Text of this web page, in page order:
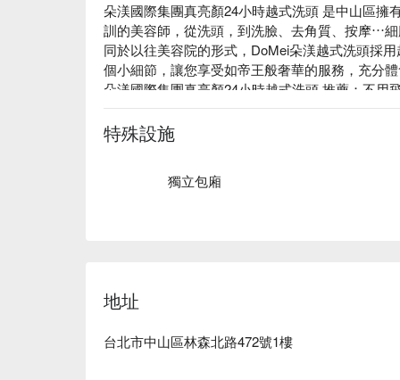
朵渼國際集團真亮顏24小時越式洗頭 是中山區擁
訓的美容師，從洗頭，到洗臉、去角質、按摩⋯
同於以往美容院的形式，DoMei朵渼越式洗頭採
個小細節，讓您享受如帝王般奢華的服務，充分
朵渼國際集團真亮顏24小時越式洗頭 推薦：不用
頭 給您賓至如歸、無微不至的享受，感受真正－
放鬆費用也太划算了，歡迎您的蒞臨享受。
朵渼國際集團真亮顏24小時越式洗頭 評價：
特殊設施
獨立包廂
地址
台北市中山區林森北路472號1樓